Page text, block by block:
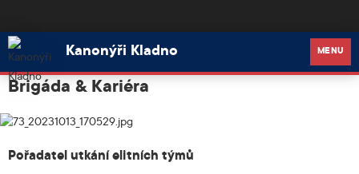
Kanonýři Kladno
Kanonýři Kladno MENU
Brigáda & Kariéra
Pořadatel utkání elitních týmů